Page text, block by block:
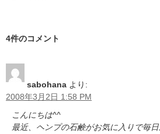
4件のコメント
sabohana より:
2008年3月2日 1:58 PM
こんにちは^^
最近、ヘンプの石鹸がお気に入りで毎